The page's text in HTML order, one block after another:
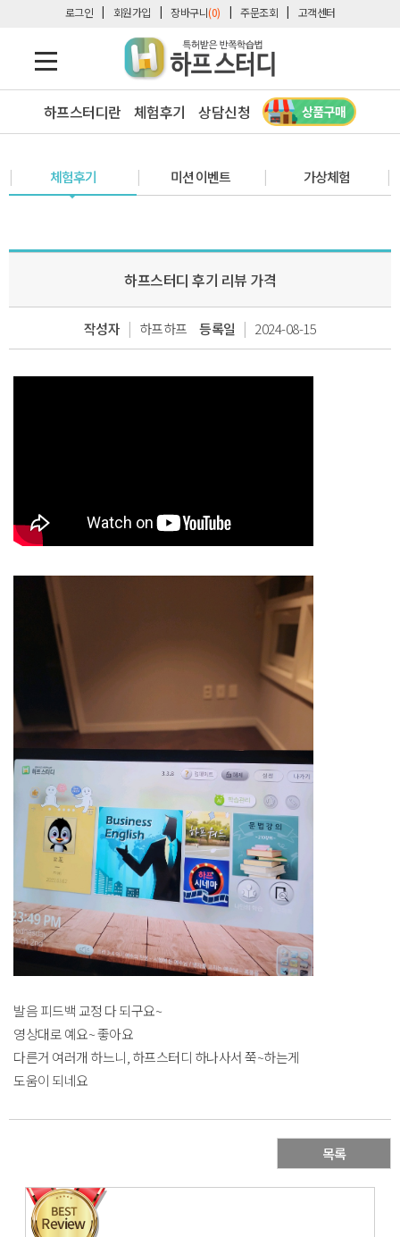
로그인 회원가입 장바구니(0) 주문조회 고객센터
하프스터디란 체험후기 상담신청
체험후기 미션 이벤트 가상체험
하프스터디 후기 리뷰 가격
작성자 | 하프하프 등록일 | 2024-08-15
발음 피드백 교정 다 되구요~
영상대로 예요~ 좋아요
다른거 여러개 하느니, 하프스터디 하나사서 쭉~하는게
도움이 되네요
목록